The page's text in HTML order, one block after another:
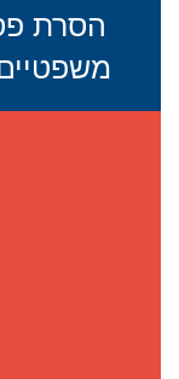
הסרת
משפטיים